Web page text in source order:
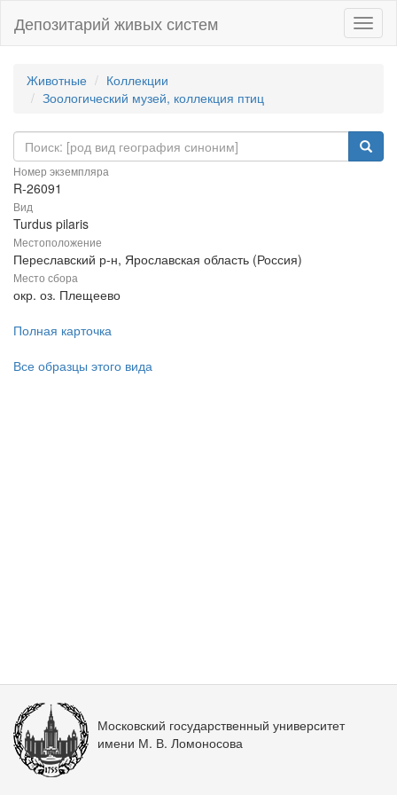
Депозитарий живых систем
Животные
Коллекции
Зоологический музей, коллекция птиц
Номер экземпляра
R-26091
Вид
Turdus pilaris
Местоположение
Переславский р-н, Ярославская область (Россия)
Место сбора
окр. оз. Плещеево
Полная карточка
Все образцы этого вида
Московский государственный университет
имени М. В. Ломоносова